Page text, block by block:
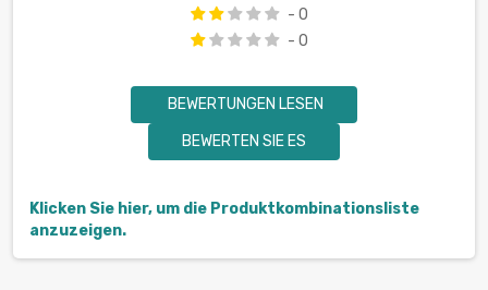
- 0
- 0
BEWERTUNGEN LESEN
BEWERTEN SIE ES
Klicken Sie hier, um die Produktkombinationsliste
anzuzeigen.